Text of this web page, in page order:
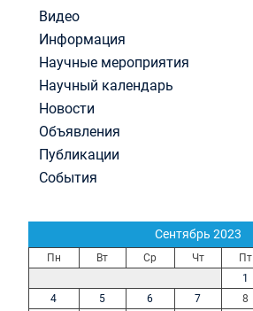
Видео
Информация
Научные мероприятия
Научный календарь
Новости
Объявления
Публикации
События
Сентябрь 2023
Пн Вт Ср Чт Пт
1
4
5 6 7 8